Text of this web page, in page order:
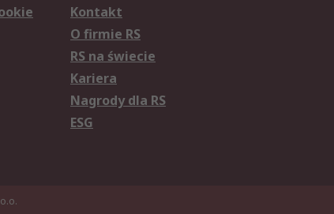
Kontakt
O firmie RS
RS na świecie
Kariera
Nagrody dla RS
ESG